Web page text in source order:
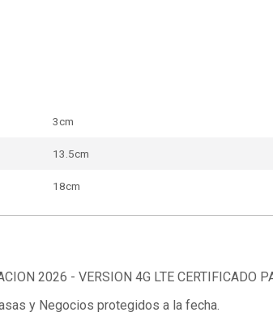
3cm
13.5cm
18cm
2026 - VERSION 4G LTE CERTIFICADO
y Negocios protegidos a la fecha.